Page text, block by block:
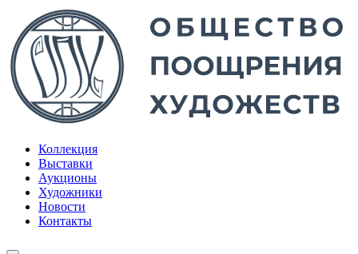
Коллекция
Выставки
Аукционы
Художники
Новости
Контакты